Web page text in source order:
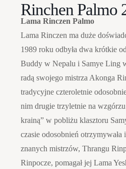
Rinchen Palmo
Lama Rinczen Palmo
Lama Rinczen ma duże
1989 roku odbyła dwa krótkie
Buddy w Nepalu i Samye Ling
radą swojego mistrza Akonga
tradycyjne czteroletnie
nim drugie trzyletnie na
krainą” w pobliżu klasztoru
czasie odosobnień
znanych mistrzów, Thrangu
Rinpocze, pomagał jej Lama